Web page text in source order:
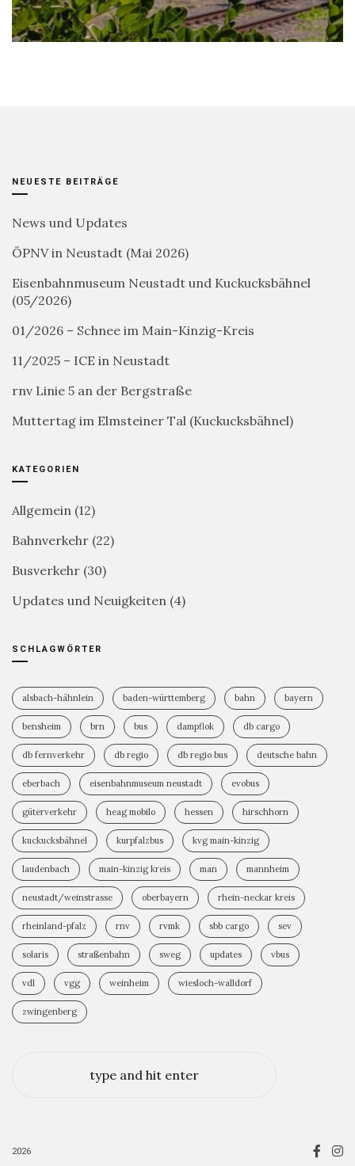
NEUESTE BEITRÄGE
News und Updates
ÖPNV in Neustadt (Mai 2026)
Eisenbahnmuseum Neustadt und Kuckucksbähnel
(05/2026)
01/2026 – Schnee im Main-Kinzig-Kreis
11/2025 – ICE in Neustadt
rnv Linie 5 an der Bergstraße
Muttertag im Elmsteiner Tal (Kuckucksbähnel)
KATEGORIEN
Allgemein (12)
Bahnverkehr (22)
Busverkehr (30)
Updates und Neuigkeiten (4)
SCHLAGWÖRTER
alsbach-hähnlein baden-württemberg bahn bayern
bensheim brn bus dampflok db cargo
db fernverkehr db regio db regio bus deutsche bahn
eberbach eisenbahnmuseum neustadt evobus
güterverkehr heag mobilo hessen hirschhorn
kuckucksbähnel kurpfalzbus kvg main-kinzig
laudenbach main-kinzig kreis man mannheim
neustadt/weinstrasse oberbayern rhein-neckar kreis
rheinland-pfalz rnv rvmk sbb cargo sev
solaris straßenbahn sweg updates vbus
vdl vgg weinheim wiesloch-walldorf
zwingenberg
2026